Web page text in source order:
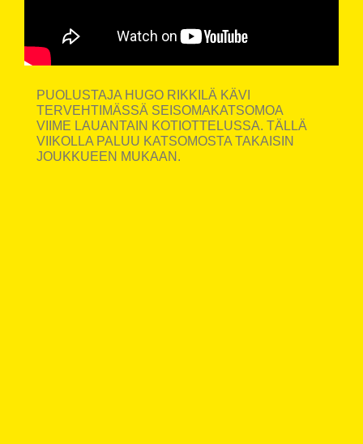
PUOLUSTAJA HUGO RIKKILÄ KÄVI
TERVEHTIMÄSSÄ SEISOMAKATSOMOA
VIIME LAUANTAIN KOTIOTTELUSSA. TÄLLÄ
VIIKOLLA PALUU KATSOMOSTA TAKAISIN
JOUKKUEEN MUKAAN.